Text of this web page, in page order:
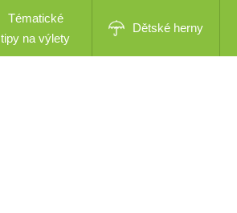
Tématické
tipy na výlety
Dětské herny